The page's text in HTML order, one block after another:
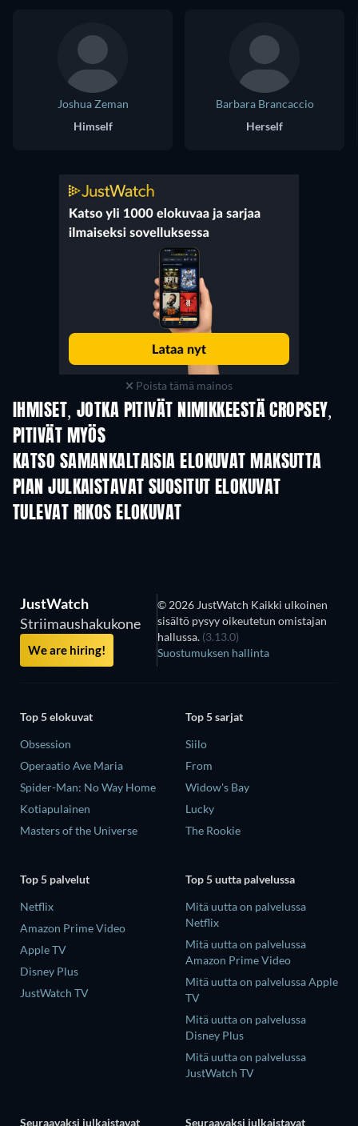
Joshua Zeman
Himself
Barbara Brancaccio
Herself
Poista tämä mainos
IHMISET, JOTKA PITIVÄT NIMIKKEESTÄ CROPSEY,
PITIVÄT MYÖS
KATSO SAMANKALTAISIA ELOKUVAT MAKSUTTA
PIAN JULKAISTAVAT SUOSITUT ELOKUVAT
TULEVAT RIKOS ELOKUVAT
JustWatch
Striimaushakukone
We are hiring!
© 2026 JustWatch Kaikki ulkoinen
sisältö pysyy oikeutetun omistajan
hallussa. (3.13.0)
Suostumuksen hallinta
Top 5 elokuvat
Obsession
Operaatio Ave Maria
Spider-Man: No Way Home
Kotiapulainen
Masters of the Universe
Top 5 sarjat
Siilo
From
Widow's Bay
Lucky
The Rookie
Top 5 palvelut
Netflix
Amazon Prime Video
Apple TV
Disney Plus
JustWatch TV
Top 5 uutta palvelussa
Mitä uutta on palvelussa
Netflix
Mitä uutta on palvelussa
Amazon Prime Video
Mitä uutta on palvelussa Apple
TV
Mitä uutta on palvelussa
Disney Plus
Mitä uutta on palvelussa
JustWatch TV
Seuraavaksi julkaistavat Seuraavaksi julkaistavat